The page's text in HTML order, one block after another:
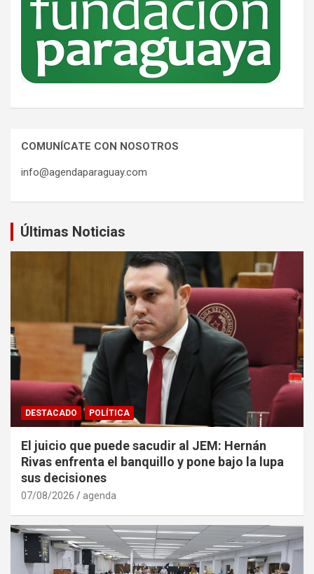
COMUNÍCATE CON NOSOTROS
info@agendaparaguay.com
Últimas Noticias
DESTACADO POLÍTICA
El juicio que puede sacudir al JEM: Hernán
Rivas enfrenta el banquillo y pone bajo la lupa
sus decisiones
07/08/2026 agenda